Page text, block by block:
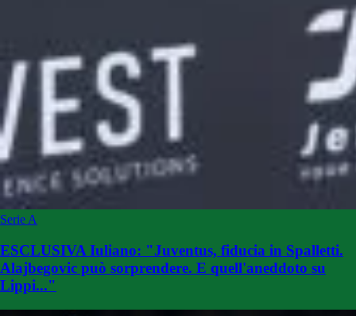
Serie A
ESCLUSIVA Iuliano: "Juventus, fiducia in Spalletti.
Alajbegovic può sorprendere. E quell'aneddoto su
Lippi..."